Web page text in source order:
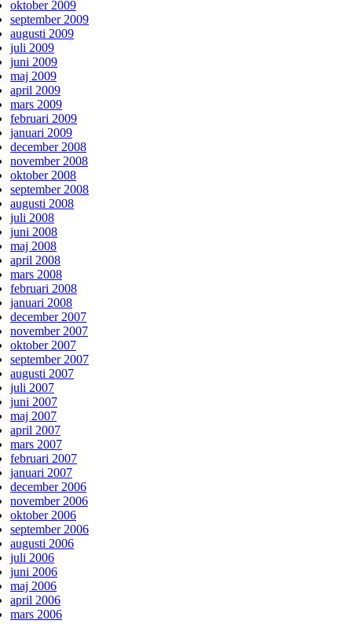
oktober 2009
september 2009
augusti 2009
juli 2009
juni 2009
maj 2009
april 2009
mars 2009
februari 2009
januari 2009
december 2008
november 2008
oktober 2008
september 2008
augusti 2008
juli 2008
juni 2008
maj 2008
april 2008
mars 2008
februari 2008
januari 2008
december 2007
november 2007
oktober 2007
september 2007
augusti 2007
juli 2007
juni 2007
maj 2007
april 2007
mars 2007
februari 2007
januari 2007
december 2006
november 2006
oktober 2006
september 2006
augusti 2006
juli 2006
juni 2006
maj 2006
april 2006
mars 2006